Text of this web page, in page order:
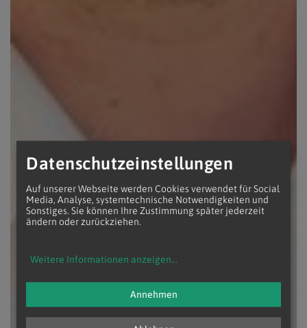
Datenschutzeinstellungen
Auf unserer Webseite werden Cookies verwendet für Social
Media, Analyse, systemtechnische Notwendigkeiten und
Sonstiges. Sie können Ihre Zustimmung später jederzeit
ändern oder zurückziehen.
Weitere Informationen anzeigen...
Annehmen